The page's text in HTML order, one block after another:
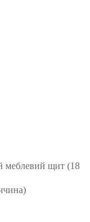
меблевий щит (18